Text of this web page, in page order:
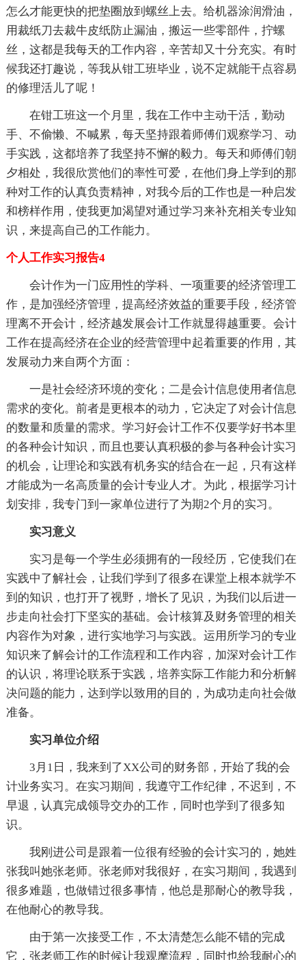
怎么才能更快的把垫圈放到螺丝上去。给机器涂润滑油，
用裁纸刀去裁牛皮纸防止漏油，搬运一些零部件，拧螺
丝，这都是我每天的工作内容，辛苦却又十分充实。有时
候我还打趣说，等我从钳工班毕业，说不定就能干点容易
的修理活儿了呢！
在钳工班这一个月里，我在工作中主动干活，勤动
手、不偷懒、不喊累，每天坚持跟着师傅们观察学习、动
手实践，这都培养了我坚持不懈的毅力。每天和师傅们朝
夕相处，我很欣赏他们的率性可爱，在他们身上学到的那
种对工作的认真负责精神，对我今后的工作也是一种启发
和榜样作用，使我更加渴望对通过学习来补充相关专业知
识，来提高自己的工作能力。
个人工作实习报告4
会计作为一门应用性的学科、一项重要的经济管理工
作，是加强经济管理，提高经济效益的重要手段，经济管
理离不开会计，经济越发展会计工作就显得越重要。会计
工作在提高经济在企业的经营管理中起着重要的作用，其
发展动力来自两个方面：
一是社会经济环境的变化；二是会计信息使用者信息
需求的变化。前者是更根本的动力，它决定了对会计信息
的数量和质量的需求。学习好会计工作不仅要学好书本里
的各种会计知识，而且也要认真积极的参与各种会计实习
的机会，让理论和实践有机务实的结合在一起，只有这样
才能成为一名高质量的会计专业人才。为此，根据学习计
划安排，我专门到一家单位进行了为期2个月的实习。
实习意义
实习是每一个学生必须拥有的一段经历，它使我们在
实践中了解社会，让我们学到了很多在课堂上根本就学不
到的知识，也打开了视野，增长了见识，为我们以后进一
步走向社会打下坚实的基础。会计核算及财务管理的相关
内容作为对象，进行实地学习与实践。运用所学习的专业
知识来了解会计的工作流程和工作内容，加深对会计工作
的认识，将理论联系于实践，培养实际工作能力和分析解
决问题的能力，达到学以致用的目的，为成功走向社会做
准备。
实习单位介绍
3月1日，我来到了XX公司的财务部，开始了我的会
计业务实习。在实习期间，我遵守工作纪律，不迟到，不
早退，认真完成领导交办的工作，同时也学到了很多知
识。
我刚进公司是跟着一位很有经验的会计实习的，她姓
张我叫她张老师。张老师对我很好，在实习期间，我遇到
很多难题，也做错过很多事情，他总是那耐心的教导我，
在他耐心的教导我。
由于第一次接受工作，不太清楚怎么能不错的完成
它，张老师工作的时候让我观摩流程，同时也给我耐心的